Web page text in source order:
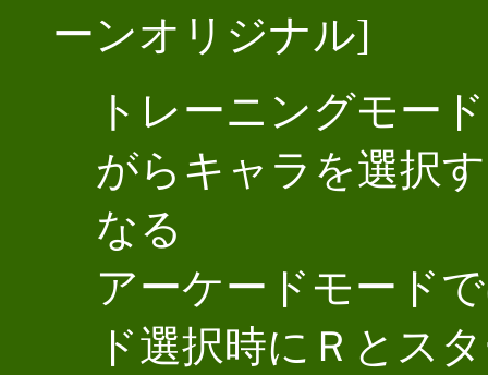
ーンオリジナル]
トレーニングモー
がらキャラを選択
なる
アーケードモード
ド選択時にＲとス